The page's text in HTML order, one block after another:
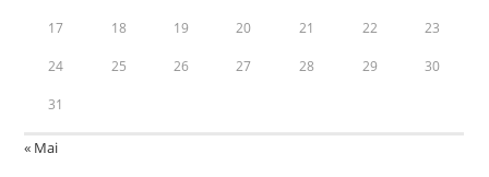
17 18 19 20 21 22 23
24 25 26 27 28 29 30
31
« Mai